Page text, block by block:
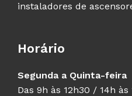
instaladores de
Horário
Segunda a Quinta-feira
Das 9h às 12h30 / 14h às